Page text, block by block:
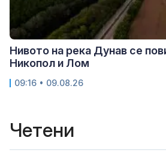
Нивото на река Дунав се
Никопол и Лом
09:16 • 09.08.26
Четени